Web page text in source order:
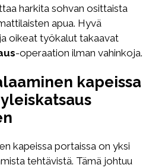
harkita sohvan osittaista
apua. Hyvä
oikeat työkalut takaavat
-operaation ilman vahinkoja.
kapeissa
kapeissa portaissa on yksi
tehtävistä. Tämä johtuu